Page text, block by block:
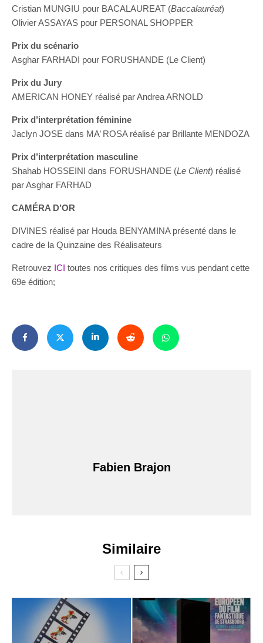
Cristian MUNGIU pour BACALAUREAT (Baccalauréat)
Olivier ASSAYAS pour PERSONAL SHOPPER
Prix du scénario
Asghar FARHADI pour FORUSHANDE (Le Client)
Prix du Jury
AMERICAN HONEY réalisé par Andrea ARNOLD
Prix d’interprétation féminine
Jaclyn JOSE dans MA’ ROSA réalisé par Brillante MENDOZA
Prix d’interprétation masculine
Shahab HOSSEINI dans FORUSHANDE (Le Client) réalisé
par Asghar FARHAD
CAMÉRA D’OR
DIVINES réalisé par Houda BENYAMINA présenté dans le
cadre de la Quinzaine des Réalisateurs
Retrouvez ICI toutes nos critiques des films vus pendant cette
69e édition;
Fabien Brajon
Similaire